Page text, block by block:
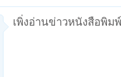
เพิ่งอ่านข่าวหนังสือพิมพ์